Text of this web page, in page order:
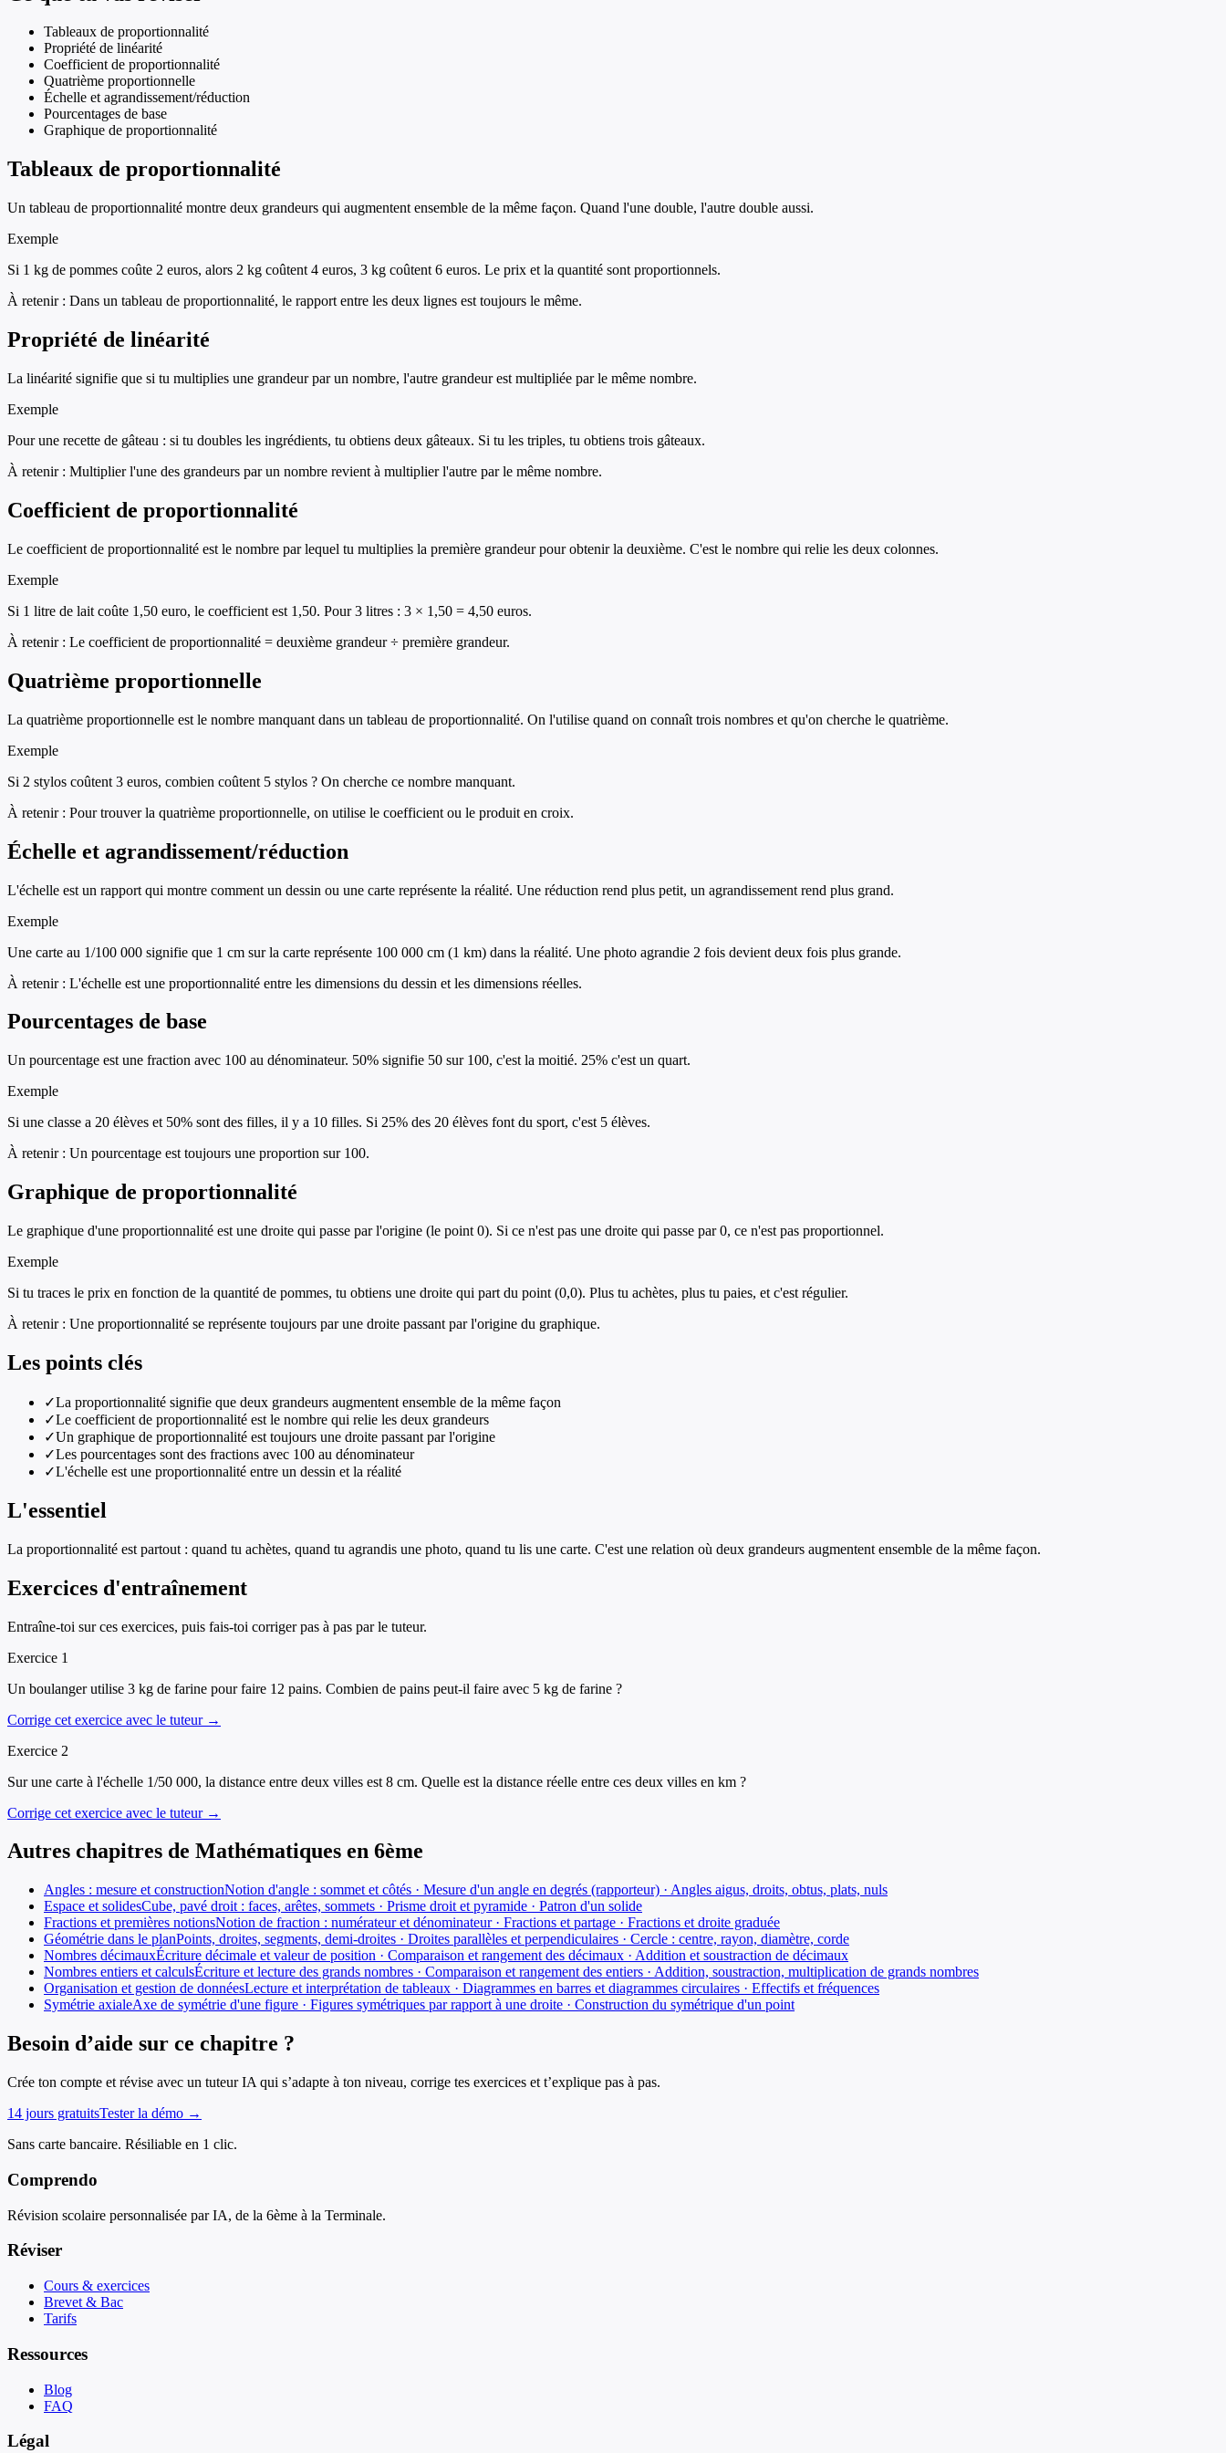
Tableaux de proportionnalité
Propriété de linéarité
Coefficient de proportionnalité
Quatrième proportionnelle
Échelle et agrandissement/réduction
Pourcentages de base
Graphique de proportionnalité
Tableaux de proportionnalité
Un tableau de proportionnalité montre deux grandeurs qui augmentent ensemble de la même façon. Quand l'une double, l'autre double aussi.
Exemple
Si 1 kg de pommes coûte 2 euros, alors 2 kg coûtent 4 euros, 3 kg coûtent 6 euros. Le prix et la quantité sont proportionnels.
À retenir : Dans un tableau de proportionnalité, le rapport entre les deux lignes est toujours le même.
Propriété de linéarité
La linéarité signifie que si tu multiplies une grandeur par un nombre, l'autre grandeur est multipliée par le même nombre.
Exemple
Pour une recette de gâteau : si tu doubles les ingrédients, tu obtiens deux gâteaux. Si tu les triples, tu obtiens trois gâteaux.
À retenir : Multiplier l'une des grandeurs par un nombre revient à multiplier l'autre par le même nombre.
Coefficient de proportionnalité
Le coefficient de proportionnalité est le nombre par lequel tu multiplies la première grandeur pour obtenir la deuxième. C'est le nombre qui relie les deux colonnes.
Exemple
Si 1 litre de lait coûte 1,50 euro, le coefficient est 1,50. Pour 3 litres : 3 × 1,50 = 4,50 euros.
À retenir : Le coefficient de proportionnalité = deuxième grandeur ÷ première grandeur.
Quatrième proportionnelle
La quatrième proportionnelle est le nombre manquant dans un tableau de proportionnalité. On l'utilise quand on connaît trois nombres et qu'on cherche le quatrième.
Exemple
Si 2 stylos coûtent 3 euros, combien coûtent 5 stylos ? On cherche ce nombre manquant.
À retenir : Pour trouver la quatrième proportionnelle, on utilise le coefficient ou le produit en croix.
Échelle et agrandissement/réduction
L'échelle est un rapport qui montre comment un dessin ou une carte représente la réalité. Une réduction rend plus petit, un agrandissement rend plus grand.
Exemple
Une carte au 1/100 000 signifie que 1 cm sur la carte représente 100 000 cm (1 km) dans la réalité. Une photo agrandie 2 fois devient deux fois plus grande.
À retenir : L'échelle est une proportionnalité entre les dimensions du dessin et les dimensions réelles.
Pourcentages de base
Un pourcentage est une fraction avec 100 au dénominateur. 50% signifie 50 sur 100, c'est la moitié. 25% c'est un quart.
Exemple
Si une classe a 20 élèves et 50% sont des filles, il y a 10 filles. Si 25% des 20 élèves font du sport, c'est 5 élèves.
À retenir : Un pourcentage est toujours une proportion sur 100.
Graphique de proportionnalité
Le graphique d'une proportionnalité est une droite qui passe par l'origine (le point 0). Si ce n'est pas une droite qui passe par 0, ce n'est pas proportionnel.
Exemple
Si tu traces le prix en fonction de la quantité de pommes, tu obtiens une droite qui part du point (0,0). Plus tu achètes, plus tu paies, et c'est régulier.
À retenir : Une proportionnalité se représente toujours par une droite passant par l'origine du graphique.
Les points clés
✓La proportionnalité signifie que deux grandeurs augmentent ensemble de la même façon
✓Le coefficient de proportionnalité est le nombre qui relie les deux grandeurs
✓Un graphique de proportionnalité est toujours une droite passant par l'origine
✓Les pourcentages sont des fractions avec 100 au dénominateur
✓L'échelle est une proportionnalité entre un dessin et la réalité
L'essentiel
La proportionnalité est partout : quand tu achètes, quand tu agrandis une photo, quand tu lis une carte. C'est une relation où deux grandeurs augmentent ensemble de la même façon.
Exercices d'entraînement
Entraîne-toi sur ces exercices, puis fais-toi corriger pas à pas par le tuteur.
Exercice 1
Un boulanger utilise 3 kg de farine pour faire 12 pains. Combien de pains peut-il faire avec 5 kg de farine ?
Corrige cet exercice avec le tuteur →
Exercice 2
Sur une carte à l'échelle 1/50 000, la distance entre deux villes est 8 cm. Quelle est la distance réelle entre ces deux villes en km ?
Corrige cet exercice avec le tuteur →
Autres chapitres de Mathématiques en 6ème
Angles : mesure et constructionNotion d'angle : sommet et côtés · Mesure d'un angle en degrés (rapporteur) · Angles aigus, droits, obtus, plats, nuls
Espace et solidesCube, pavé droit : faces, arêtes, sommets · Prisme droit et pyramide · Patron d'un solide
Fractions et premières notionsNotion de fraction : numérateur et dénominateur · Fractions et partage · Fractions et droite graduée
Géométrie dans le planPoints, droites, segments, demi-droites · Droites parallèles et perpendiculaires · Cercle : centre, rayon, diamètre, corde
Nombres décimauxÉcriture décimale et valeur de position · Comparaison et rangement des décimaux · Addition et soustraction de décimaux
Nombres entiers et calculsÉcriture et lecture des grands nombres · Comparaison et rangement des entiers · Addition, soustraction, multiplication de grands nombres
Organisation et gestion de donnéesLecture et interprétation de tableaux · Diagrammes en barres et diagrammes circulaires · Effectifs et fréquences
Symétrie axialeAxe de symétrie d'une figure · Figures symétriques par rapport à une droite · Construction du symétrique d'un point
Besoin d’aide sur ce chapitre ?
Crée ton compte et révise avec un tuteur IA qui s’adapte à ton niveau, corrige tes exercices et t’explique pas à pas.
14 jours gratuitsTester la démo →
Sans carte bancaire. Résiliable en 1 clic.
Comprendo
Révision scolaire personnalisée par IA, de la 6ème à la Terminale.
Réviser
Cours & exercices
Brevet & Bac
Tarifs
Ressources
Blog
FAQ
Légal